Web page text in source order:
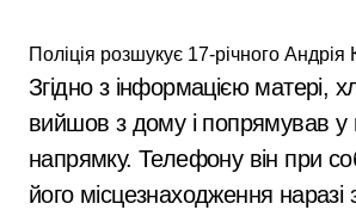
Поліція розшукує 17-річного Андрія
Згідно з інформацією матері,
вийшов з дому і попрямував у
напрямку. Телефону він при
його місцезнаходження